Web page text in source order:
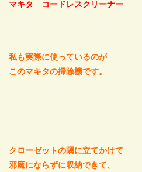
マキタ コードレスクリーナー
私も実際に使っているのが
このマキタの掃除機です。
クローゼットの隅に立てかけて
邪魔にならずに収納できて、